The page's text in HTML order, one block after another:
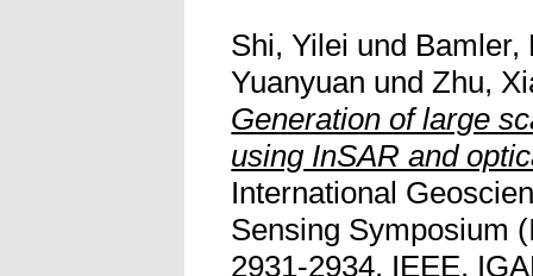
Shi, Yilei und Bamler,
Yuanyuan undZhu,
Generation of large
using InSAR and
International
Sensing Symposium
2931-2934. IEEE.